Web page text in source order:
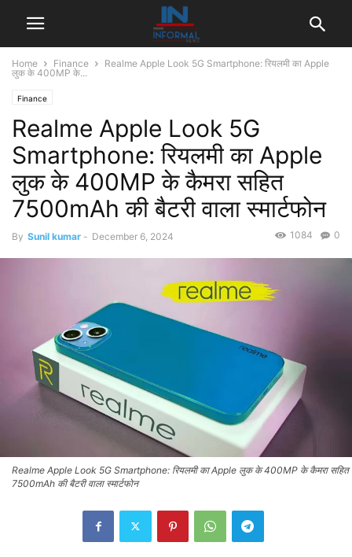
Home Finance
Realme Apple Look 5G Smartphone: रियलमी का Apple
लुक के 400MP के...
Finance
Realme Apple Look 5G
Smartphone: रियलमी का Apple
लुक के 400MP के कैमरा सहित
7500mAh की बैटरी वाला स्मार्टफोन
By Sunil kumar - December 6, 2024 0
1084
Realme Apple Look 5G Smartphone: रियलमी का Apple लुक के 400MP के कैमरा सहित
7500mAh की बैटरी वाला स्मार्टफोन